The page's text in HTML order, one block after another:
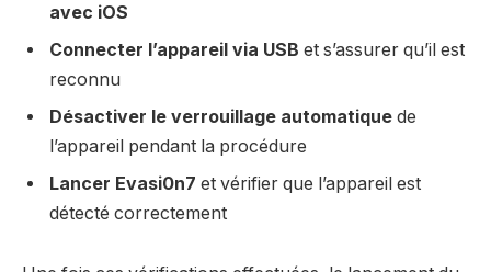
avec iOS
Connecter l’appareil via USB et s’assurer qu’il est
reconnu
Désactiver le verrouillage automatique de
l’appareil pendant la procédure
Lancer Evasi0n7 et vérifier que l’appareil est
détecté correctement